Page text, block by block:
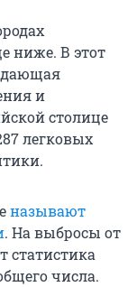
ниже. В этот
и
столице
легковых
называют
. На выбросы от
статистика
числа.